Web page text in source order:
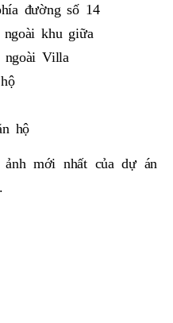
đường số 14
khu giữa
Villa
hộ
ảnh mới nhất của dự án